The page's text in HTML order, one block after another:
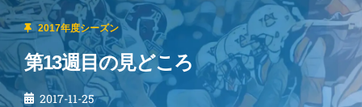
2017年度シーズン
第13週目の見どころ
2017-11-25